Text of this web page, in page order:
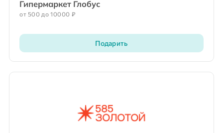
Гипермаркет Глобус
от 500 до 10000 ₽
Подарить